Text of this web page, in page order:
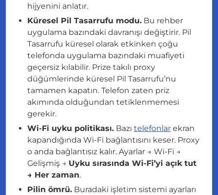
hijyenini anlatır.
Küresel Pil Tasarrufu modu. Bu rehber
uygulama bazındaki davranışı değiştirir. Pil
Tasarrufu küresel olarak etkinken çoğu
telefonda uygulama bazındaki muafiyeti
geçersiz kılabilir. Prize takılı proxy
düğümlerinde küresel Pil Tasarrufu’nu
tamamen kapatın. Telefon zaten priz
akımında olduğundan tetiklenmemesi
gerekir.
Wi-Fi uyku politikası. Bazı telefonlar ekran
kapandığında Wi-Fi bağlantısını keser. Proxy
o anda bağlantısız kalır. Ayarlar → Wi-Fi →
Gelişmiş → Uyku sırasında Wi-Fi’yi açık tut
→ Her zaman.
Pilin ömrü. Buradaki işletim sistemi ayarları